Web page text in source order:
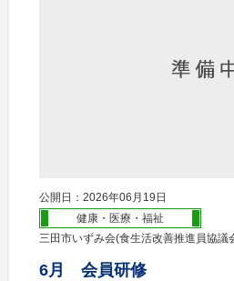
公開日：2026年06月19日
健康・医療・福祉
三田市いずみ会(食生活改善推進員協議
6月 会員研修